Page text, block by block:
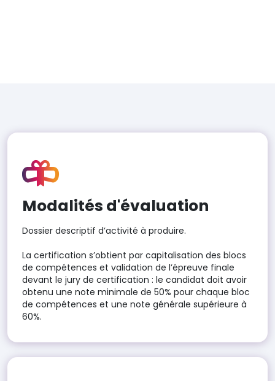
Modalités d'évaluation
Dossier descriptif d’activité à produire.
La certification s’obtient par capitalisation des blocs
de compétences et validation de l’épreuve finale
devant le jury de certification : le candidat doit avoir
obtenu une note minimale de 50% pour chaque bloc
de compétences et une note générale supérieure à
60%.